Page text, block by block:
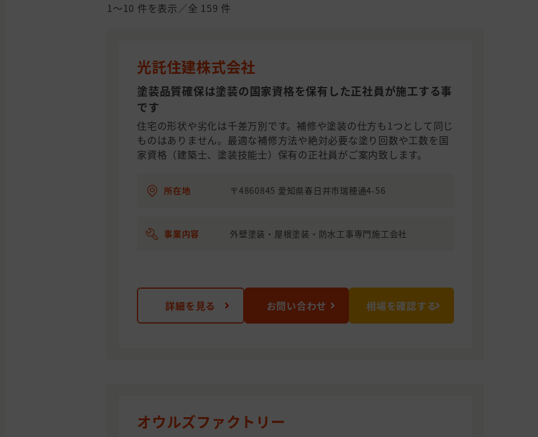
1〜10 件を表示／全 159 件
光託住建株式会社
塗装品質確保は塗装の国家資格を保有した正社員が施工する事
です
住宅の形状や劣化は千差万別です。補修や塗装の仕方も1つとして同じ
ものはありません。最適な補修方法や絶対必要な塗り回数や工数を国
家資格（建築士、塗装技能士）保有の正社員がご案内致します。
所在地 〒4860845 愛知県春日井市瑞穂通4-56
事業内容 外壁塗装・屋根塗装・防水工事専門施工会社
詳細を見る お問い合わせ 相場を確認する
オウルズファクトリー